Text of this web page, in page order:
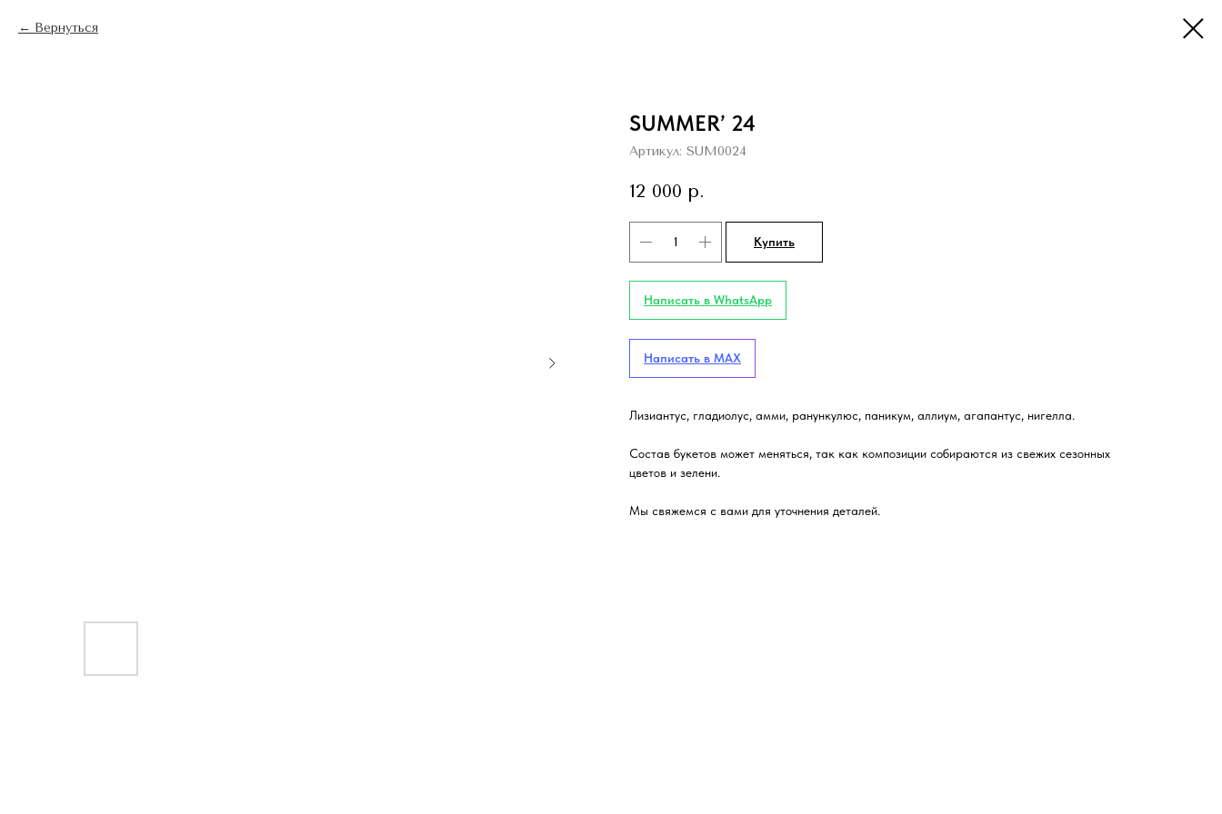
Вернуться
SUMMER’ 24
Артикул: SUM0024
12 000 р.
Купить
Написать в WhatsApp
Написать в MAX
Лизиантус, гладиолус, амми, ранункулюс, паникум, аллиум, агапантус, нигелла.
Состав букетов может меняться, так как композиции собираются из свежих сезонных
цветов и зелени.
Мы свяжемся с вами для уточнения деталей.